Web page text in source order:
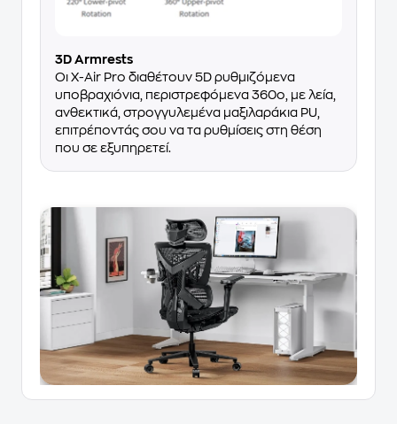
3D Armrests
Οι X-Air Pro διαθέτουν 5D ρυθμιζόμενα
υποβραχιόνια, περιστρεφόμενα 360ο, με λεία,
ανθεκτικά, στρογγυλεμένα μαξιλαράκια PU,
επιτρέποντάς σου να τα ρυθμίσεις στη θέση
που σε εξυπηρετεί.